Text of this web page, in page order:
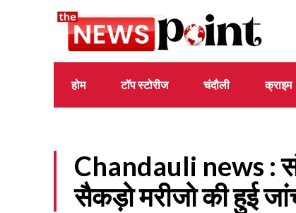
होम टॉप स्टोरीज चंदौली क्राइम
Chandauli news :
सैकड़ो मरीजो की हुई